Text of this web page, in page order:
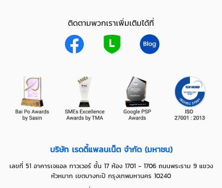
ติดตามพวกเราเพิ่มเติมได้ที่
บริษัท เรดดี้แพลนเน็ต จำกัด (มหาชน)
เลขที่ 51 อาคารเจแอล ทาวเวอร์ ชั้น 17 ห้อง 1701 - 1706 ถนนพระราม 9 แขวง
หัวหมาก เขตบางกะปิ กรุงเทพมหานคร 10240